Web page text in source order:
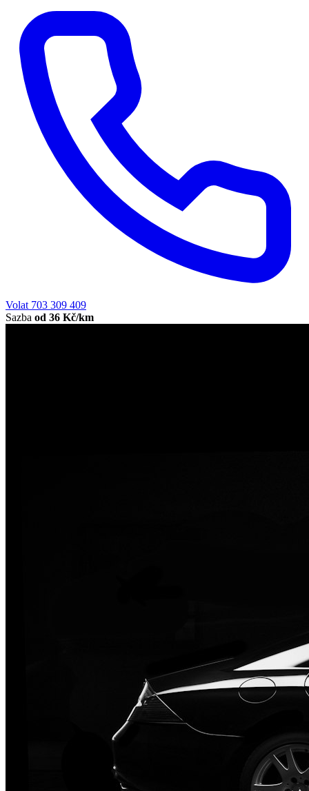
Volat 703 309 409
Sazba od 36 Kč/km